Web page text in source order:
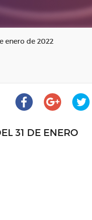
enero de 2022
31 DE ENERO